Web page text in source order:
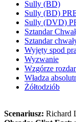
Sully (BD)
Sully (BD)
Sully (DVD)
Sztandar
Sztandar
Wyjęty spod
Wyzwanie
Wzgórze
Władza
Żółtodziób
Scenariusz: Richard